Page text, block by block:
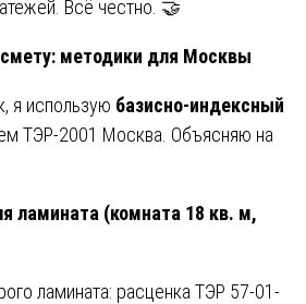
Всё честно. 🤝
методики для Москвы
я использую базисно-индексный
ТЭР-2001 Москва. Объясняю на
ламината (комната 18 кв. м,
ламината: расценка ТЭР 57-01-